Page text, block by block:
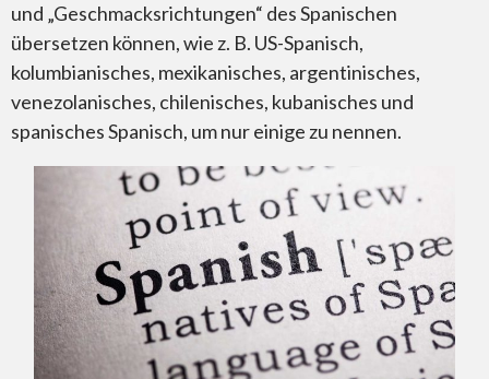
und „Geschmacksrichtungen“ des Spanischen
übersetzen können, wie z. B. US-Spanisch,
kolumbianisches, mexikanisches, argentinisches,
venezolanisches, chilenisches, kubanisches und
spanisches Spanisch, um nur einige zu nennen.